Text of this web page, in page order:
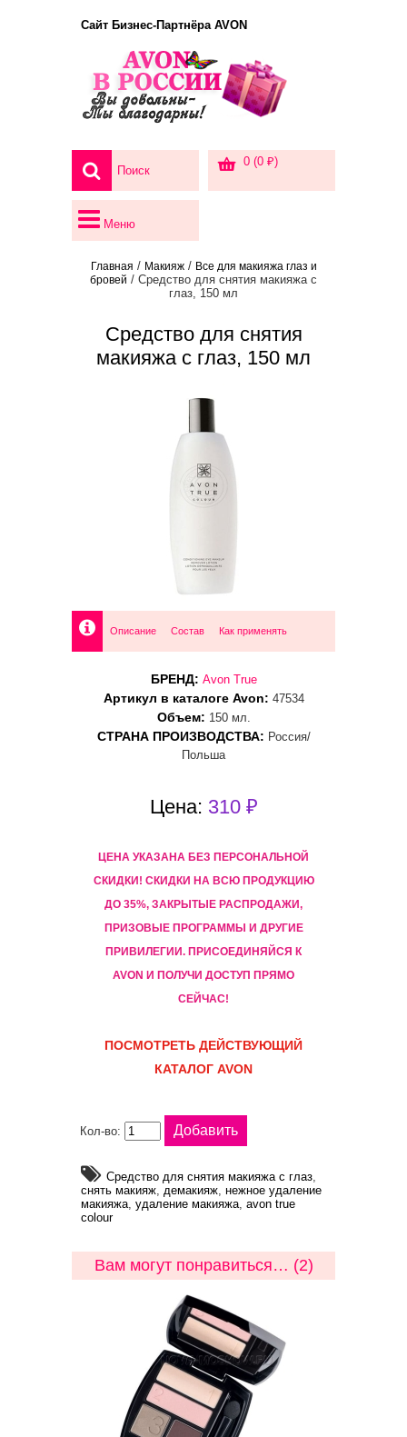
Сайт Бизнес-Партнёра AVON
0 (0 ₽)
Меню
Главная / Макияж/ Все для макияжа глаз и
бровей / Средство для снятия макияжа с
глаз, 150 мл
Средство для снятия
макияжа с глаз, 150 мл
Описание Состав Как применять
БРЕНД: Avon True
Артикул в каталоге Avon: 47534
Объем: 150 мл.
СТРАНА ПРОИЗВОДСТВА: Россия/
Польша
Цена: 310 ₽
ЦЕНА УКАЗАНА БЕЗ ПЕРСОНАЛЬНОЙ
СКИДКИ! CКИДКИ НА ВСЮ ПРОДУКЦИЮ
ДО 35%, ЗАКРЫТЫЕ РАСПРОДАЖИ,
ПРИЗОВЫЕ ПРОГРАММЫ И ДРУГИЕ
ПРИВИЛЕГИИ. ПРИСОЕДИНЯЙСЯ К
AVON И ПОЛУЧИ ДОСТУП ПРЯМО
СЕЙЧАС!
ПОСМОТРЕТЬ ДЕЙСТВУЮЩИЙ
КАТАЛОГ AVON
Кол-во:
Средство для снятия макияжа с глаз,
снять макияж, демакияж, нежное удаление
макияжа, удаление макияжа, avon true
colour
Вам могут понравиться… (2)